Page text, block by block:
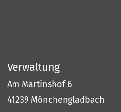
Verwaltung
Am Martinshof 6
41239 Mönchengladbach